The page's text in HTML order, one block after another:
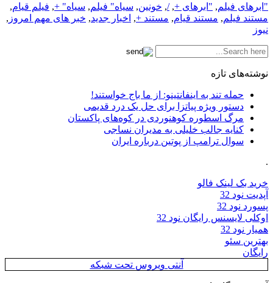
"ابرهای فیلم, "ابرهای +,
/
, خونین, سیاه" فیلم, سیاه" +, فیلم قیام,
مستند فیلم, مستند قیام, مستند +, اخبار جدید, خبر های مهم امروز ,
نیوز
نوشته‌های تازه
حمله تند به اینفانتینو: از ما باج خواستند!
دستور ویژه پیاتزا برای حل یک درد قدیمی
مرگ اسطوره کوهنوردی در کوه‌های پاکستان
کنایه جالب خلیلی به مدیران نساجی
سوال ترامپ از پوتین درباره ایران
.
خرید بک لینک فالو
آپدیت نود 32
پسورد نود 32
اوکلی لایسنس رایگان نود 32
همیار نود 32
بهترین سئو
رایگان
آنتی ویروس تحت شبکه